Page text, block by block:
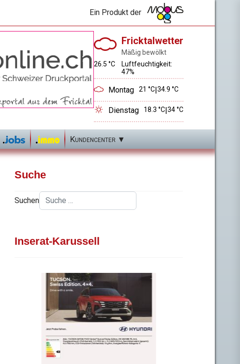
Ein Produkt der
Fricktalwetter
Mäßig bewölkt
26.5 °C
Luftfeuchtigkeit:
47%
Montag 21 °C|34.9 °C
Dienstag 18.3 °C|34 °C
Kundencenter
Suche
Suchen
Inserat-Karussell